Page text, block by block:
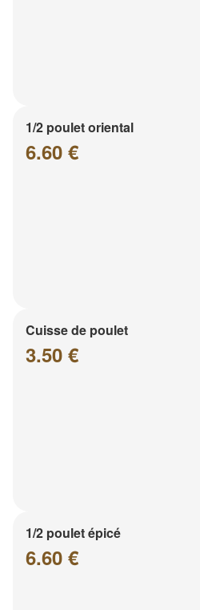
1/2 poulet oriental
6.60 €
Cuisse de poulet
3.50 €
1/2 poulet épicé
6.60 €